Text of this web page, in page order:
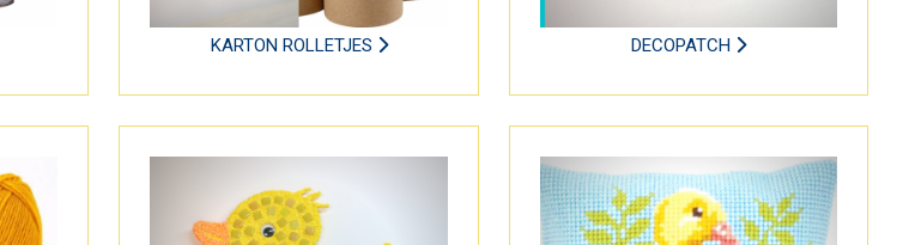
KARTON ROLLETJES DECOPATCH